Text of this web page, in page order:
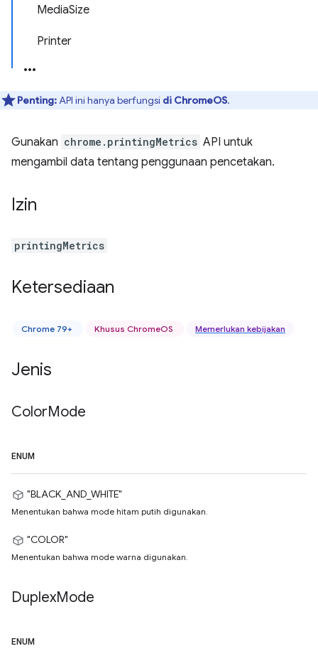
MediaSize
Printer
Penting:API ini hanya berfungsi di ChromeOS.
Gunakan chrome.printingMetrics API untuk
mengambil data tentang penggunaan pencetakan.
Izin
printingMetrics
Ketersediaan
Chrome 79+ Khusus ChromeOS Memerlukan kebijakan
Jenis
ColorMode
ENUM
"BLACK_AND_WHITE"
Menentukan bahwa mode hitam putih digunakan.
"COLOR"
Menentukan bahwa mode warna digunakan.
DuplexMode
ENUM